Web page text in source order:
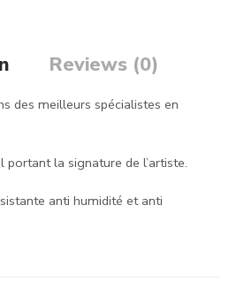
Reviews (0)
des meilleurs spécialistes en
la signature de l’artiste.
anti humidité et anti